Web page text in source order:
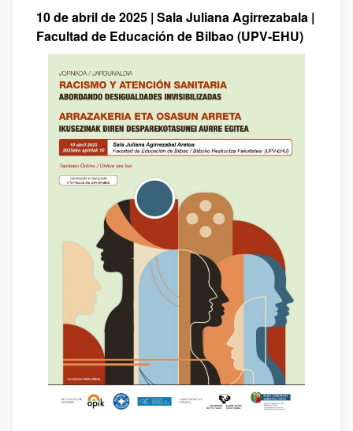
10 de abril de 2025 | Sala Juliana Agirrezabala |
Facultad de Educación de Bilbao (UPV-EHU)